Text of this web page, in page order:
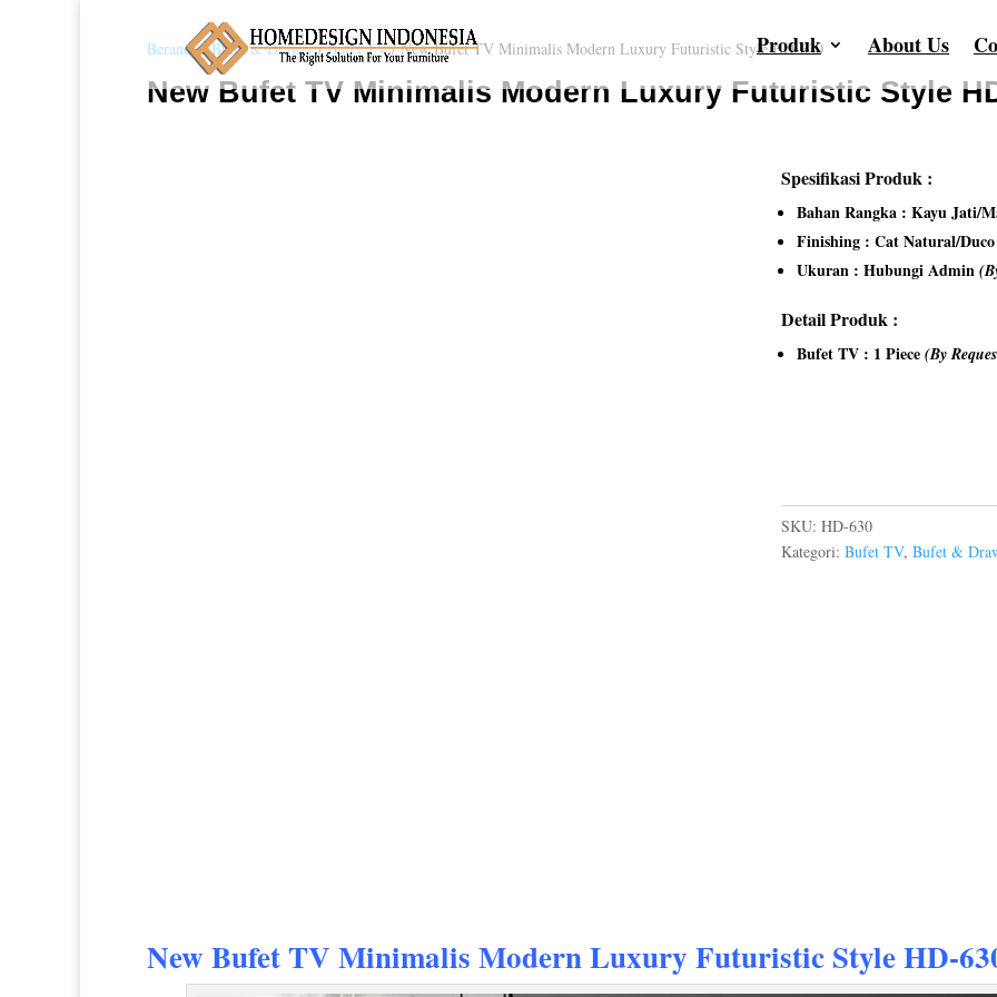
Produk About Us
Beranda/Bufet & Drawer/Bufet TV/ New Bufet TV Minimalis Modern Luxury Futuristic Style HD-630
New Bufet TV Minimalis Modern Luxury Futuristic Style
Spesifikasi Produk :
Bahan Rangka : Kayu Jati/
Finishing : Cat Natural/
Ukuran : Hubungi Admin
Detail Produk :
Bufet TV : 1 Piece (By
SKU: HD-630
Kategori: Bufet TV, Bufet &
New Bufet TV Minimalis ModernLuxury Futuristic Style HD-